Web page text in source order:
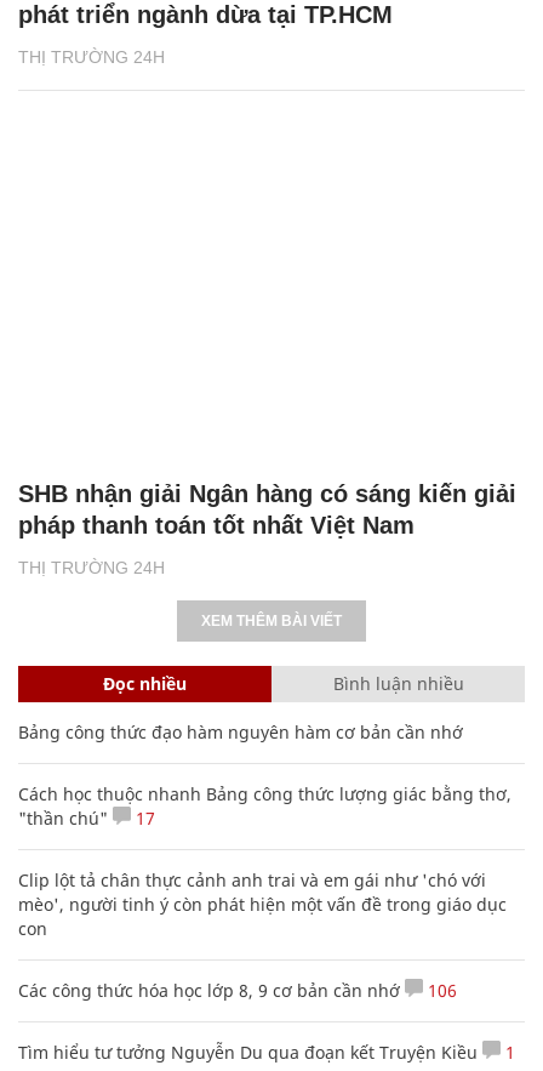
THỊ TRƯỜNG 24H
phát triển ngành dừa tại TP.HCM
THỊ TRƯỜNG 24H
SHB nhận giải Ngân hàng có sáng kiến giải
pháp thanh toán tốt nhất Việt Nam
XEM THÊM BÀI VIẾT
Đọc nhiều Bình luận nhiều
Bảng công thức đạo hàm nguyên hàm cơ bản cần nhớ
Cách học thuộc nhanh Bảng công thức lượng giác bằng thơ,
"thần chú"
17
Clip lột tả chân thực cảnh anh trai và em gái như 'chó với
mèo', người tinh ý còn phát hiện một vấn đề trong giáo dục
con
Các công thức hóa học lớp 8, 9 cơ bản cần nhớ 106
Tìm hiểu tư tưởng Nguyễn Du qua đoạn kết Truyện Kiều 1